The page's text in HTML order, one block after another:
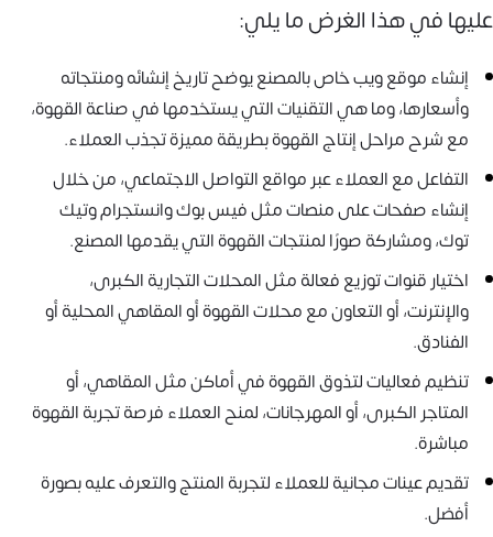
عليها في هذا الغرض ما يلي:
إنشاء موقع ويب خاص بالمصنع يوضح تاريخ إنشائه ومنتجاته
وأسعارها، وما هي التقنيات التي يستخدمها في صناعة القهوة،
مع شرح مراحل إنتاج القهوة بطريقة مميزة تجذب العملاء.
التفاعل مع العملاء عبر مواقع التواصل الاجتماعي، من خلال
إنشاء صفحات على منصات مثل فيس بوك وانستجرام وتيك
توك، ومشاركة صورًا لمنتجات القهوة التي يقدمها المصنع.
اختيار قنوات توزيع فعالة مثل المحلات التجارية الكبرى،
والإنترنت، أو التعاون مع محلات القهوة أو المقاهي المحلية أو
الفنادق.
تنظيم فعاليات لتذوق القهوة في أماكن مثل المقاهي، أو
المتاجر الكبرى، أو المهرجانات، لمنح العملاء فرصة تجربة القهوة
مباشرة.
تقديم عينات مجانية للعملاء لتجربة المنتج والتعرف عليه بصورة
أفضل.